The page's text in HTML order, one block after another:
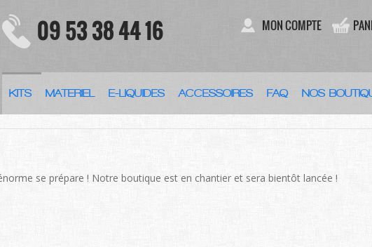
09 53 38 44 16 MON COMPTE
KITS MATERIEL E-LIQUIDES ACCESSOIRES FAQ NOS
CHOSES SE PROFILENT À L’HORIZON
se prépare ! Notre boutique est en chantier et sera bientôt lancée !